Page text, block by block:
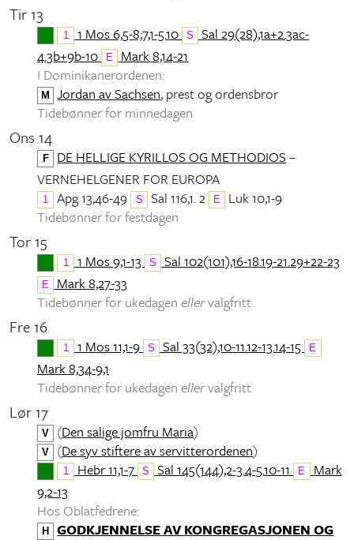
Tir 13
1 1 Mos 6,5-8;7,1-5.10 S
Sal 29(28),1a+2.3ac-
4.3b+9b-10
E
Mark 8,14-21
I Dominikanerordenen:
M Jordan av Sachsen, prest og ordensbror
Tidebønner for minnedagen
Ons 14
F DE HELLIGE KYRILLOS OG METHODIOS –
VERNEHELGENER FOR EUROPA
1 Apg 13,46-49 S Sal 116,1. 2 E
Luk 10,1-9
Tidebønner for festdagen
Tor 15
1 1 Mos 9,1-13 S Sal 102(101),16-18.19-21.29+22-23
E
Mark 8,27-33
Tidebønner for ukedagen ellervalgfritt
Fre 16
1 1 Mos 11,1-9 S Sal 33(32),10-11.12-13.14-15 E
Mark 8,34-9,1
Tidebønner for ukedagen ellervalgfritt
Lør 17
V (Den salige jomfru Maria)
V (De syv stiftere av servitterordenen)
1 Hebr 11,1-7 S Sal 145(144),2-3.4-5.10-11 E Mark
9,2-13
Hos Oblatfedrene:
H
GODKJENNELSE AV KONGREGASJONEN OG